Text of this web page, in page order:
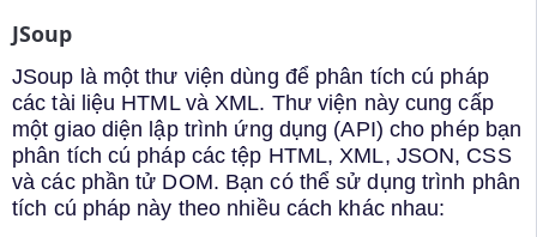
JSoup
JSoup là một thư viện dùng để phân tích cú pháp
các tài liệu HTML và XML. Thư viện này cung cấp
một giao diện lập trình ứng dụng (API) cho phép bạn
phân tích cú pháp các tệp HTML, XML, JSON, CSS
và các phần tử DOM. Bạn có thể sử dụng trình phân
tích cú pháp này theo nhiều cách khác nhau: